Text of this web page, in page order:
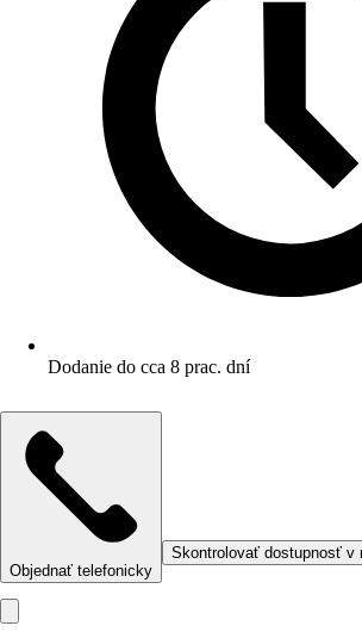
Dodanie do cca 8 prac. dní
Objednať telefonicky
Skontrolovať dostupnosť v